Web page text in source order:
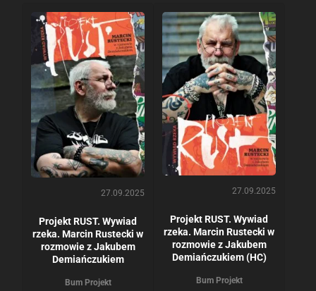
27.09.2025
Projekt RUST. Wywiad
rzeka. Marcin Rustecki w
rozmowie z Jakubem
Demiańczukiem
Bum Projekt
27.09.2025
Projekt RUST. Wywiad
rzeka. Marcin Rustecki w
rozmowie z Jakubem
Demiańczukiem (HC)
Bum Projekt